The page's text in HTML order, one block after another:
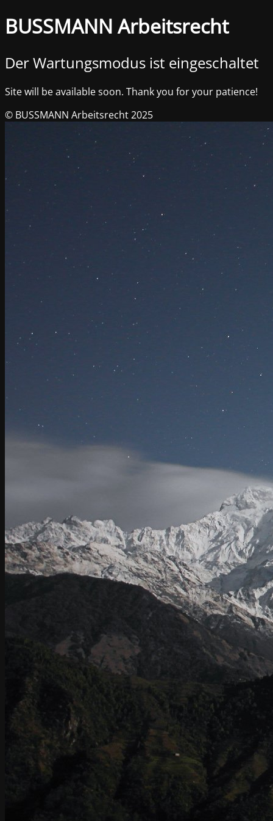
BUSSMANN Arbeitsrecht
Der Wartungsmodus ist eingeschaltet
Site will be available soon. Thank you for your patience!
© BUSSMANN Arbeitsrecht 2025